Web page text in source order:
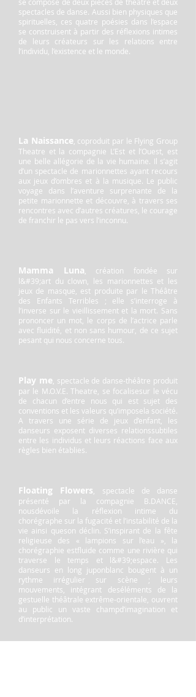
spectacles de danse. Aussi bien physiques que
spirituelles, ces quatre poésies dans l’espace
se construisent à partir des réflexions intimes
de leurs créateurs sur les relations entre
l’individu, l’existence et le monde.
La Naissance , coproduit par le Flying Group
Theatre et la compagnie L’Est et l’Ouest, est
une belle allégorie de la vie humaine. Il s’agit
d’un spectacle de marionnettes ayant recours
aux jeux d’ombres et à la musique. Le public
voyage dans l’aventure surprenante de la
petite marionnette et découvre, à travers ses
rencontres avec d’autres créatures, le courage
de franchir le pas vers l’inconnu.
Mamma Luna , création fondée sur
l&#39;art du clown, les marionnettes et les
jeux de masque, est produite par le Théâtre
des Enfants Terribles ; elle s’interroge à
l’inverse sur le vieillissement et la mort. Sans
prononcer un mot, le corps de l’actrice parle
avec fluidité, et non sans humour, de ce sujet
pesant qui nous concerne tous.
Play me , spectacle de danse-théâtre produit
par le M.O.V.E. Theatre, se focalisesur le vécu
de chacun d’entre nous qui est sujet des
conventions et les valeurs qu’imposela société.
A travers une série de jeux d’enfant, les
danseurs exposent diverses relationssubtiles
entre les individus et leurs réactions face aux
règles bien établies.
Floating Flowers , spectacle de danse
présenté par la compagnie B.DANCE,
nousdévoile la réflexion intime du
chorégraphe sur la fugacité et l’instabilité de la
vie ainsi queson déclin. S’inspirant de la fête
religieuse des « lampions sur l’eau », la
chorégraphie estfluide comme une rivière qui
traverse le temps et l&#39;espace. Les
danseurs en long juponblanc bougent à un
rythme irrégulier sur scène ; leurs
mouvements, intégrant deséléments de la
gestuelle théâtrale extrême-orientale, ouvrent
au public un vaste champd’imagination et
d’interprétation.